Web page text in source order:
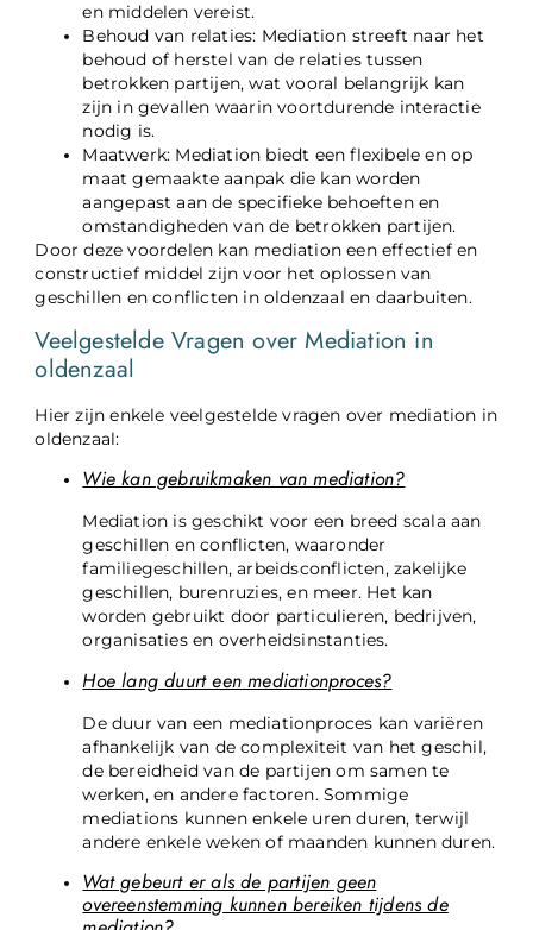
en middelen vereist.
Behoud van relaties: Mediation streeft naar het
behoud of herstel van de relaties tussen
betrokken partijen, wat vooral belangrijk kan
zijn in gevallen waarin voortdurende interactie
nodig is.
Maatwerk: Mediation biedt een flexibele en op
maat gemaakte aanpak die kan worden
aangepast aan de specifieke behoeften en
omstandigheden van de betrokken partijen.
Door deze voordelen kan mediation een effectief en
constructief middel zijn voor het oplossen van
geschillen en conflicten in oldenzaal en daarbuiten.
Veelgestelde Vragen over Mediation in
oldenzaal
Hier zijn enkele veelgestelde vragen over mediation in
oldenzaal:
Wie kan gebruikmaken van mediation?
Mediation is geschikt voor een breed scala aan
geschillen en conflicten, waaronder
familiegeschillen, arbeidsconflicten, zakelijke
geschillen, burenruzies, en meer. Het kan
worden gebruikt door particulieren, bedrijven,
organisaties en overheidsinstanties.
Hoe lang duurt een mediationproces?
De duur van een mediationproces kan variëren
afhankelijk van de complexiteit van het geschil,
de bereidheid van de partijen om samen te
werken, en andere factoren. Sommige
mediations kunnen enkele uren duren, terwijl
andere enkele weken of maanden kunnen duren.
Wat gebeurt er als de partijen geen
overeenstemming kunnen bereiken tijdens de